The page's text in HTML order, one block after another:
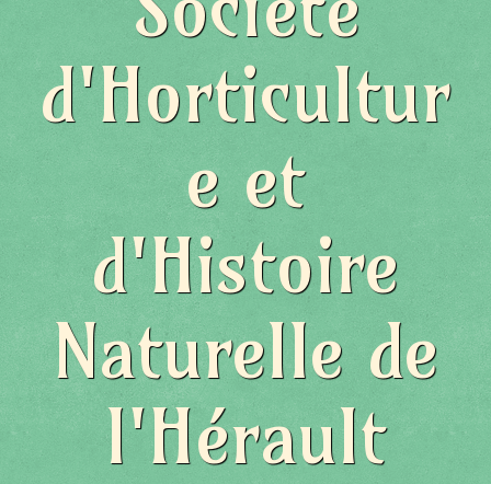
d'Horticultur
e et
d'Histoire
Naturelle de
l'Hérault